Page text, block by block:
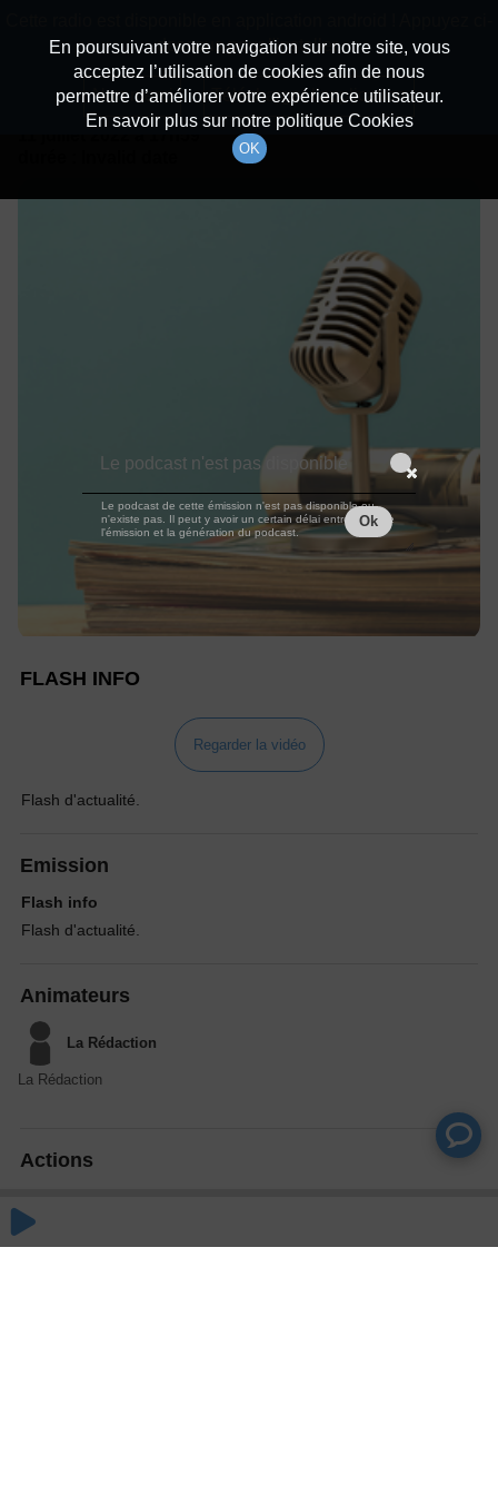
Détails De L'épisode
à 17h59
FLASH INFO
Regarder la vidéo
Flash d'actualité.
Emission
Flash info
Flash d'actualité.
Animateurs
La Rédaction
La Rédaction
Actions
En poursuivant votre navigation sur notre site, vous
acceptez l’utilisation de cookies afin de nous
permettre d’améliorer votre expérience utilisateur.
En savoir plus sur notre politique Cookies
OK
dessous pour l'installer.
Non merci Télécharger l'application
Le podcast n'est pas disponible
Le podcast de cette émission n'est pas disponible ou
n'existe pas. Il peut y avoir un certain délai entre la fin de
l'émission et la génération du podcast.
Ok